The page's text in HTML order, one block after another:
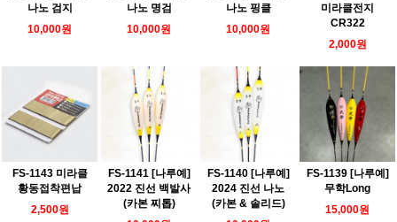
나노 검지
10,000원
나노 명검
10,000원
나노 핑클
10,000원
미라클전지
CR322
2,000원
FS-1143 미라클
황동접착편납
2,500원
FS-1141 [나루예]
2022 진선 백발사
(카본 찌톱)
FS-1140 [나루예]
2024 진선 나노
(카본 & 솔리드)
FS-1139 [나루예]
무학Long
15,000원